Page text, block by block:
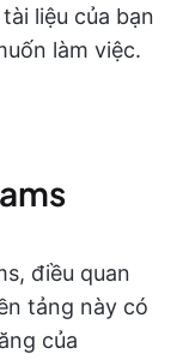
liệu của bạn
làm việc.
điều quan
tảng này có
của